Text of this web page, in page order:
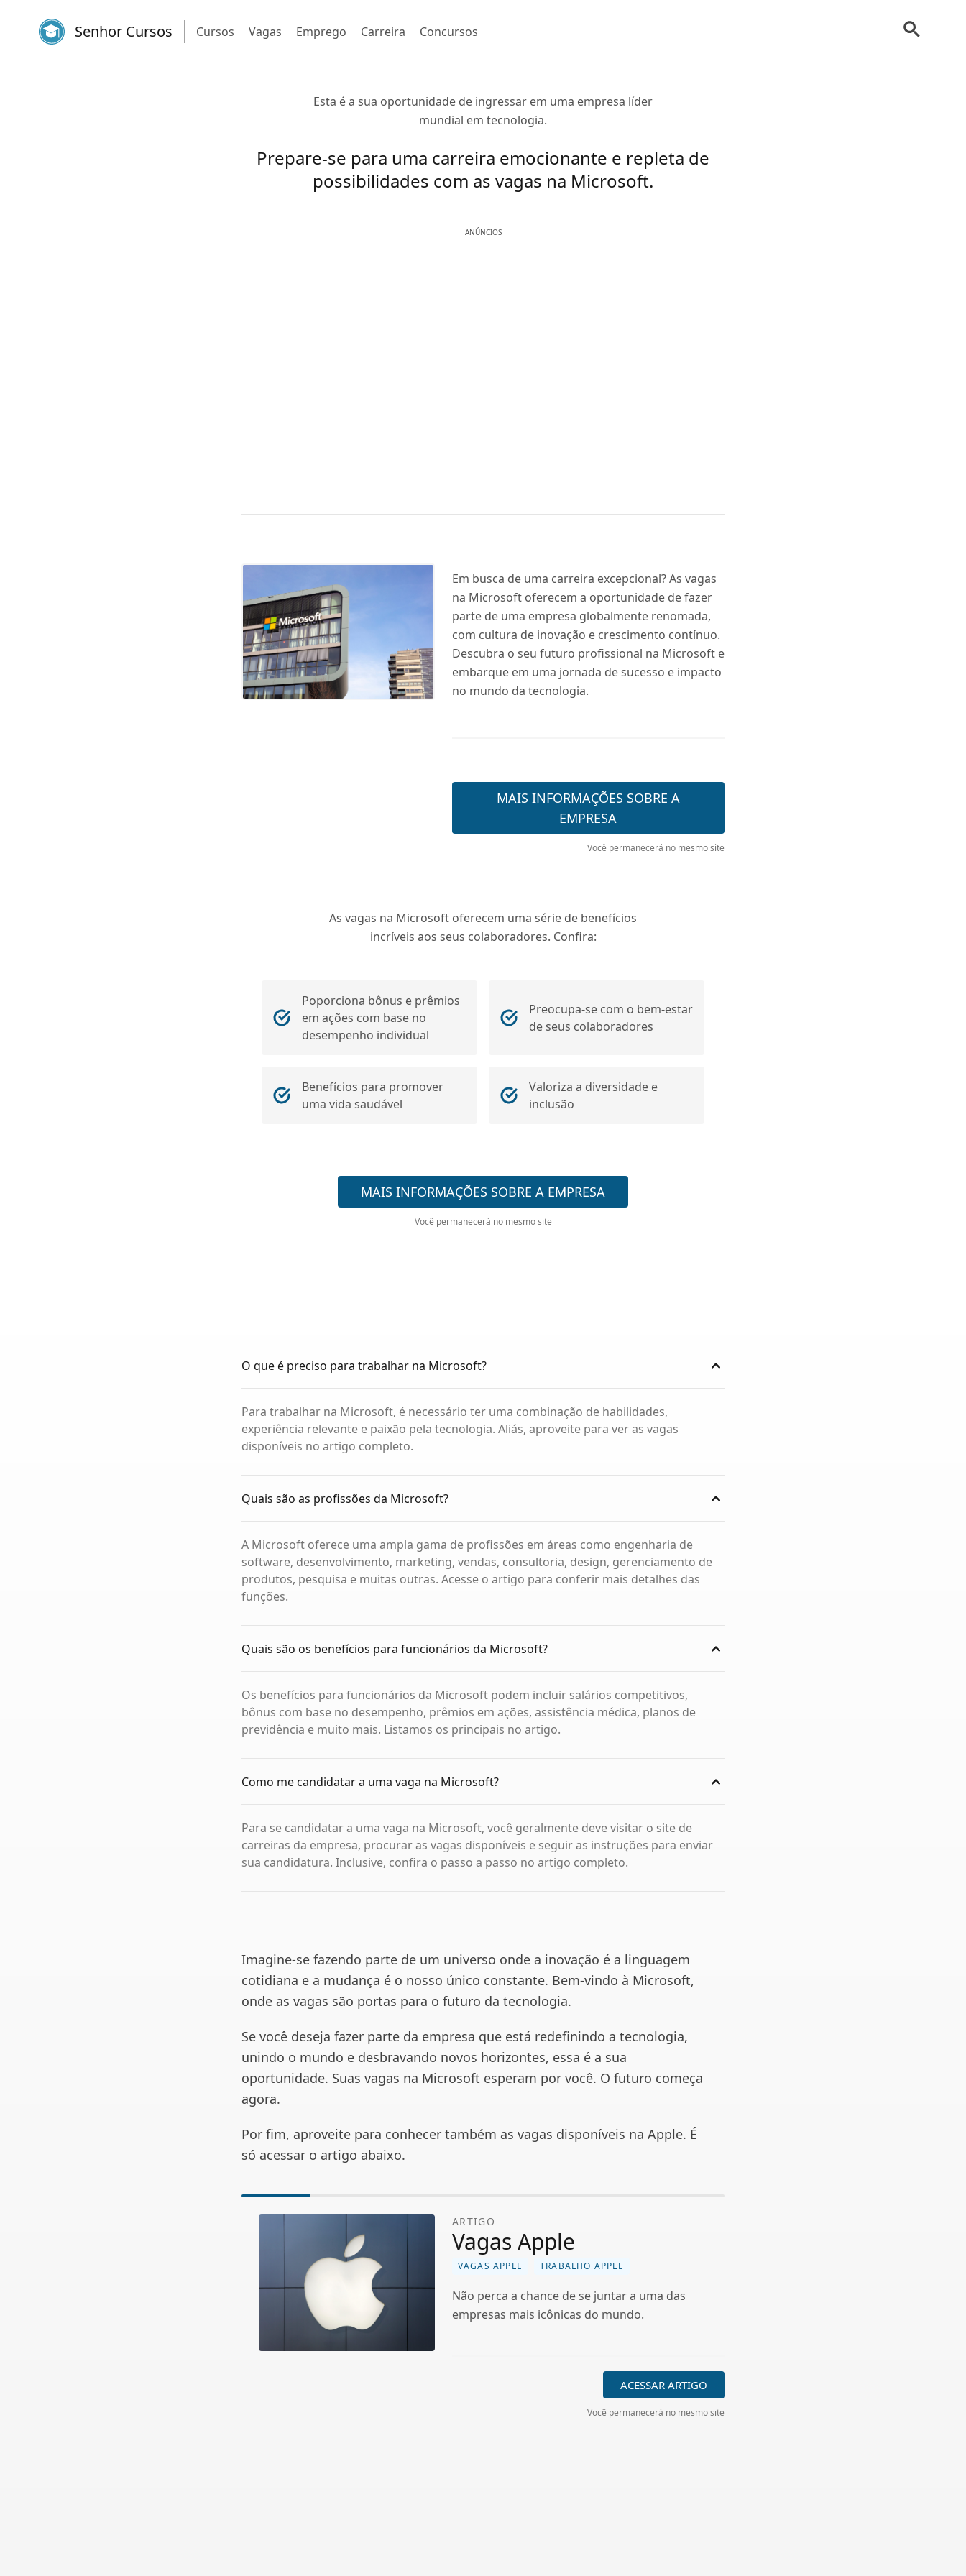
Senhor Cursos Cursos Vagas Emprego Carreira Concursos
Esta é a sua oportunidade de ingressar em uma empresa líder
mundial em tecnologia.
Prepare-se para uma carreira emocionante e repleta de
possibilidades com as vagas na Microsoft.
ANÚNCIOS
Em busca de uma carreira excepcional? As vagas
na Microsoft oferecem a oportunidade de fazer
parte de uma empresa globalmente renomada,
com cultura de inovação e crescimento contínuo.
Descubra o seu futuro profissional na Microsoft e
embarque em uma jornada de sucesso e impacto
no mundo da tecnologia.
MAIS INFORMAÇÕES SOBRE A
EMPRESA
Você permanecerá no mesmo site
As vagas na Microsoft oferecem uma série de benefícios
incríveis aos seus colaboradores. Confira:
Poporciona bônus e prêmios
em ações com base no
desempenho individual
Preocupa-se com o bem-estar
de seus colaboradores
Benefícios para promover
uma vida saudável
Valoriza a diversidade e
inclusão
MAIS INFORMAÇÕES SOBRE A EMPRESA
Você permanecerá no mesmo site
O que é preciso para trabalhar na Microsoft?
Para trabalhar na Microsoft, é necessário ter uma combinação de habilidades,
experiência relevante e paixão pela tecnologia. Aliás, aproveite para ver as vagas
disponíveis no artigo completo.
Quais são as profissões da Microsoft?
A Microsoft oferece uma ampla gama de profissões em áreas como engenharia de
software, desenvolvimento, marketing, vendas, consultoria, design, gerenciamento de
produtos, pesquisa e muitas outras. Acesse o artigo para conferir mais detalhes das
funções.
Quais são os benefícios para funcionários da Microsoft?
Os benefícios para funcionários da Microsoft podem incluir salários competitivos,
bônus com base no desempenho, prêmios em ações, assistência médica, planos de
previdência e muito mais. Listamos os principais no artigo.
Como me candidatar a uma vaga na Microsoft?
Para se candidatar a uma vaga na Microsoft, você geralmente deve visitar o site de
carreiras da empresa, procurar as vagas disponíveis e seguir as instruções para enviar
sua candidatura. Inclusive, confira o passo a passo no artigo completo.
Imagine-se fazendo parte de um universo onde a inovação é a linguagem
cotidiana e a mudança é o nosso único constante. Bem-vindo à Microsoft,
onde as vagas são portas para o futuro da tecnologia.
Se você deseja fazer parte da empresa que está redefinindo a tecnologia,
unindo o mundo e desbravando novos horizontes, essa é a sua
oportunidade. Suas vagas na Microsoft esperam por você. O futuro começa
agora.
Por fim, aproveite para conhecer também as vagas disponíveis na Apple. É
só acessar o artigo abaixo.
ARTIGO
Vagas Apple
VAGAS APPLE TRABALHO APPLE
Não perca a chance de se juntar a uma das
empresas mais icônicas do mundo.
ACESSAR ARTIGO
Você permanecerá no mesmo site